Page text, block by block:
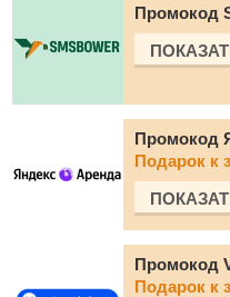
Промокод
Промокод
Подарок к
Промокод
Подарок к